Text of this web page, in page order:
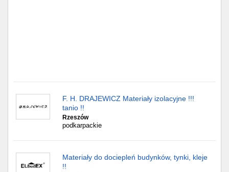
F. H. DRAJEWICZ Materiały izolacyjne !!!
tanio !!
Rzeszów
podkarpackie
Materiały do dociepleń budynków, tynki, kleje
!!